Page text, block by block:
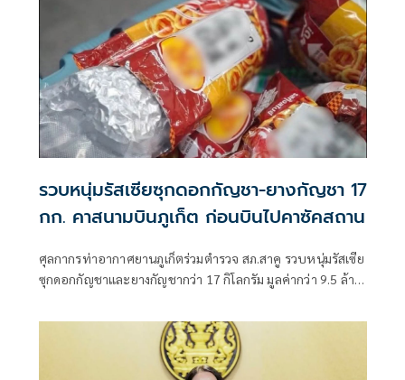
รวบหนุ่มรัสเซียซุกดอกกัญชา-ยางกัญชา 17
กก. คาสนามบินภูเก็ต ก่อนบินไปคาซัคสถาน
ศุลกากรท่าอากาศยานภูเก็ตร่วมตำรวจ สภ.สาคู รวบหนุ่มรัสเซีย
ซุกดอกกัญชาและยางกัญชากว่า 17 กิโลกรัม มูลค่ากว่า 9.5 ล้าน